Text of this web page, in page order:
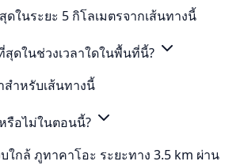
ในระยะ 5 กิโลเมตรจากเส้นทางนี้
ดในช่วงเวลาใดในพื้นที่นี้?
ำหรับเส้นทางนี้
รือไม่ในตอนนี้?
ใกล้ ภูทาคาโอะ ระยะทาง 3.5 km ผ่าน